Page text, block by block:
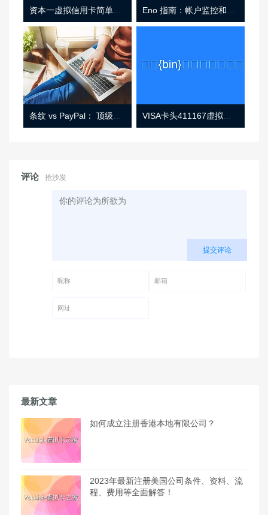
资本一虚拟信用卡简单介绍
条纹 vs PayPal： 顶级功能， 定价 （和更多！ VISA卡头411167虚拟卡基础信息
评论 抢沙发
提交评论
最新文章
如何成立注册香港本地有限公司？
2023年最新注册美国公司条件、资料、流
程、费用等全面解答！